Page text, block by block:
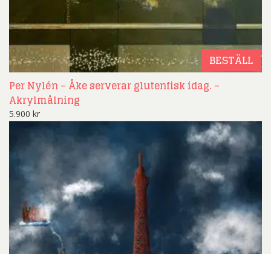
BESTÄLL
Per Nylén – Åke serverar glutenfisk idag. –
Akrylmålning
5.900 kr